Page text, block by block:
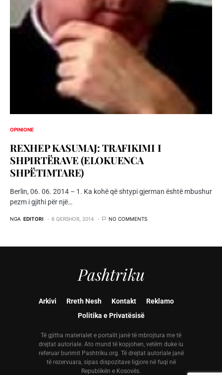
OPINIONE
REXHEP KASUMAJ: TRAFIKIMI I
SHPIRTËRAVE (ELOKUENCA
SHPËTIMTARE)
Berlin, 06. 06. 2014 – 1. Ka kohë që shtypi gjerman është mbushur
pezm i gjithi për një…
NGA EDITORI 6 QERSHOR, 2014 NO COMMENTS
Pashtriku
Arkivi Rreth Nesh Kontakt
Reklamo
Politika e Privatësisë
Të gjitha materialet e portalit janë të mbrojtura me të
drejtat autoriale. Ato mund të kopjohen, vetëm duke iu
referuar burimit Pashtriku.org. Të drejtat autoriale janë
të rezervuara, sipas dispozitave ligjore në fuqi në
Republikën e Kosovës.